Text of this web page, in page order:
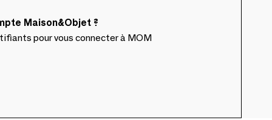
Maison&Objet ?
pour vous connecter à MOM